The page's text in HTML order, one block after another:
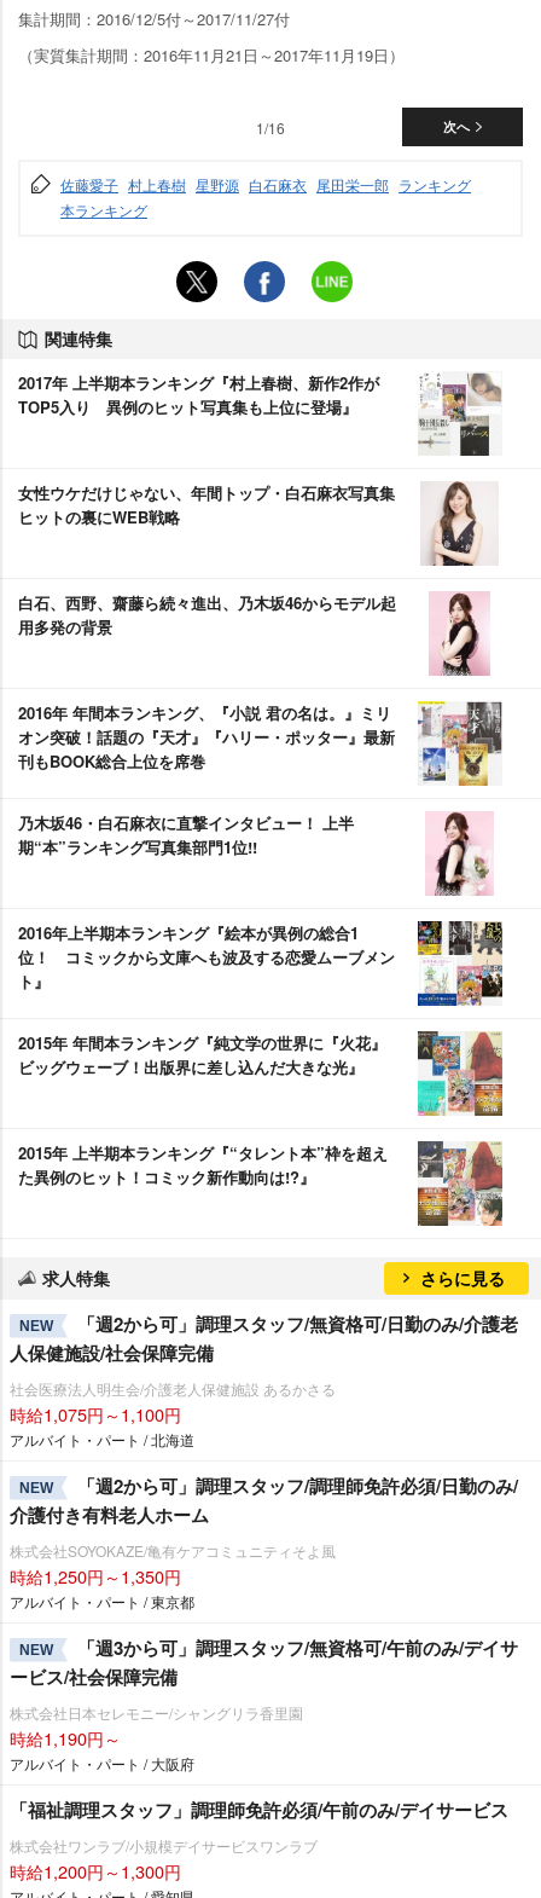
集計期間：2016/12/5付～2017/11/27付
（実質集計期間：2016年11月21日～2017年11月19日）
次へ
1/16
佐藤愛子 村上春樹 星野源 白石麻衣 尾田栄一郎 ランキング
本ランキング
関連特集
2017年 上半期本ランキング『村上春樹、新作2作が
TOP5入り 異例のヒット写真集も上位に登場』
女性ウケだけじゃない、年間トップ・白石麻衣写真集
ヒットの裏にWEB戦略
白石、西野、齋藤ら続々進出、乃木坂46からモデル起
用多発の背景
2016年 年間本ランキング、『小説 君の名は。』ミリ
オン突破！話題の『天才』『ハリー・ポッター』最新
刊もBOOK総合上位を席巻
乃木坂46・白石麻衣に直撃インタビュー！ 上半
期“本”ランキング写真集部門1位!!
2016年上半期本ランキング『絵本が異例の総合1
位！ コミックから文庫へも波及する恋愛ムーブメン
ト』
2015年 年間本ランキング『純文学の世界に『火花』
ビッグウェーブ！出版界に差し込んだ大きな光』
2015年 上半期本ランキング『“タレント本”枠を超え
た異例のヒット！コミック新作動向は!?』
求人特集 さらに見る
NEW
「週2から可」調理スタッフ/無資格可/日勤のみ/介護老
人保健施設/社会保障完備
社会医療法人明生会/介護老人保健施設 あるかさる
時給1,075円～1,100円
アルバイト・パート / 北海道
NEW
「週2から可」調理スタッフ/調理師免許必須/日勤のみ/
介護付き有料老人ホーム
株式会社SOYOKAZE/亀有ケアコミュニティそよ風
時給1,250円～1,350円
アルバイト・パート / 東京都
NEW
「週3から可」調理スタッフ/無資格可/午前のみ/デイサ
ービス/社会保障完備
株式会社日本セレモニー/シャングリラ香里園
時給1,190円～
アルバイト・パート / 大阪府
「福祉調理スタッフ」調理師免許必須/午前のみ/デイサービス
株式会社ワンラブ/小規模デイサービスワンラブ
時給1,200円～1,300円